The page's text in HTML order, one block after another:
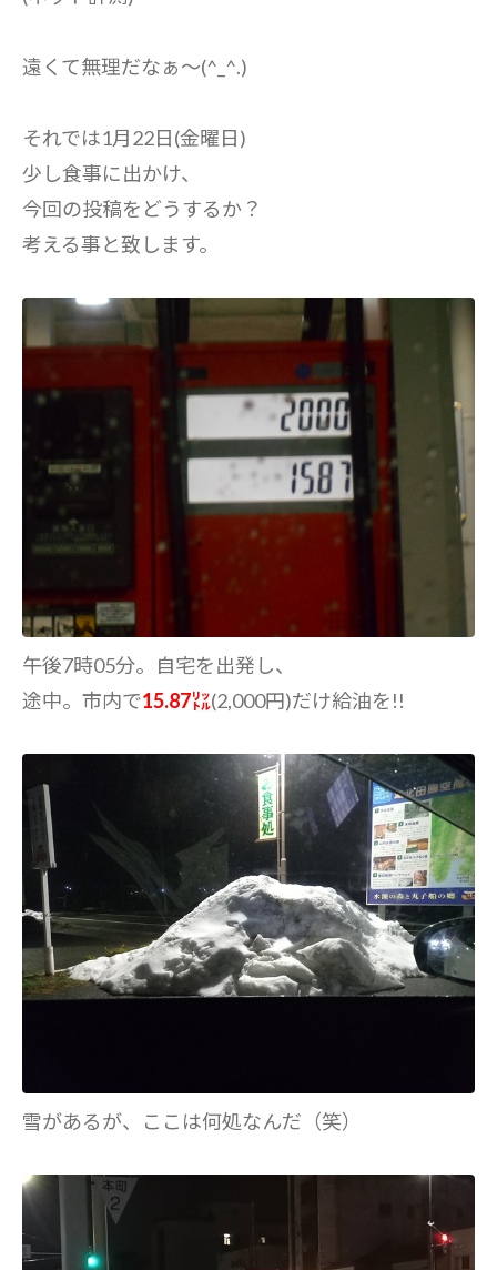
遠くて無理だなぁ～(^_^.)
それでは1月22日(金曜日)
少し食事に出かけ、
今回の投稿をどうするか？
考える事と致します。
午後7時05分。自宅を出発し、
途中。市内で15.87㍑(2,000円)だけ給油を!!
雪があるが、ここは何処なんだ（笑）